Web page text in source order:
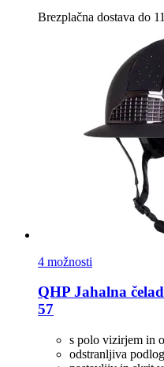
Brezplačna dostava do
4 možnosti
QHP Jahalna
57
s polo vizirjem in
odstranljiva